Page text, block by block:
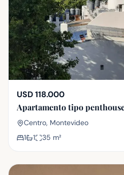
USD 118.000
Apartamento tipo
Centro, Montevideo
1
1 35 m²